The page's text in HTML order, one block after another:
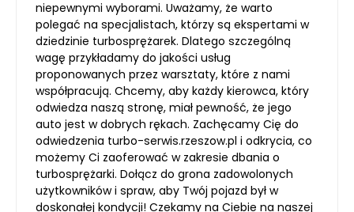
niepewnymi wyborami. Uważamy, że warto
polegać na specjalistach, którzy są ekspertami w
dziedzinie turbosprężarek. Dlatego szczególną
wagę przykładamy do jakości usług
proponowanych przez warsztaty, które z nami
współpracują. Chcemy, aby każdy kierowca, który
odwiedza naszą stronę, miał pewność, że jego
auto jest w dobrych rękach. Zachęcamy Cię do
odwiedzenia turbo-serwis.rzeszow.pl i odkrycia, co
możemy Ci zaoferować w zakresie dbania o
turbosprężarki. Dołącz do grona zadowolonych
użytkowników i spraw, aby Twój pojazd był w
doskonałej kondycji! Czekamy na Ciebie na naszej